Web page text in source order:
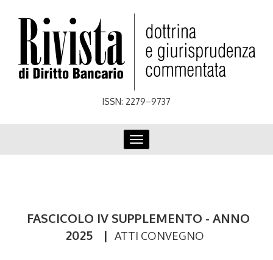
ISSN: 2279–9737
Toggle
navigation
FASCICOLO IV SUPPLEMENTO - ANNO
2025
| ATTI CONVEGNO